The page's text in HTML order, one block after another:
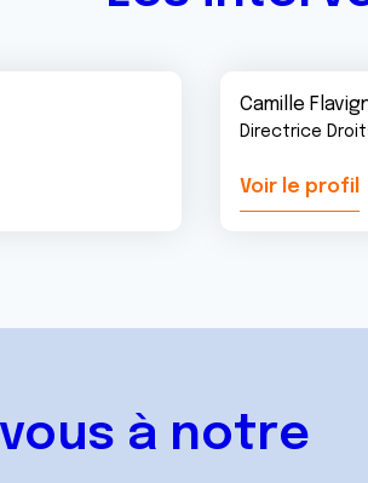
Camille
Directrice
Voir le profil
à notre